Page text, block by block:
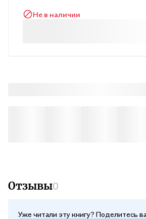
защитные заклинания помогут
Не в наличии
Отзывы0
Уже читали эту книгу? Поделитесь